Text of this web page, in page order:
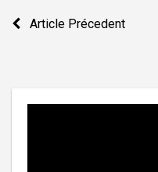
Navigation
Article Précedent